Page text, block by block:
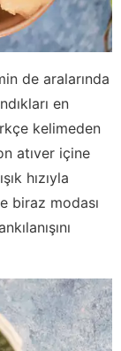
de aralarında
en
kelimeden
atıver içine
hızıyla
biraz modası